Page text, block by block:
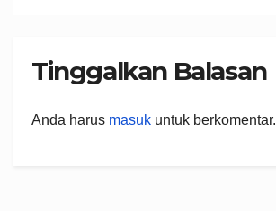
Tinggalkan Balasan
Anda harus masuk untuk berkomentar.